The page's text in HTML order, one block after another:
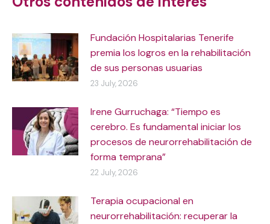
Fundación Hospitalarias Tenerife
premia los logros en la rehabilitación
de sus personas usuarias
23 July, 2026
Irene Gurruchaga: “Tiempo es
cerebro. Es fundamental iniciar los
procesos de neurorrehabilitación de
forma temprana”
22 July, 2026
Terapia ocupacional en
neurorrehabilitación: recuperar la